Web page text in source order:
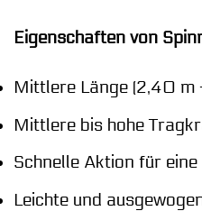
Eigenschaften von
Mittlere Länge (2,40
Mittlere bis hohe
Schnelle Aktion für
Leichte und